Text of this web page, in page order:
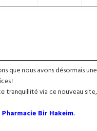
nous avons désormais
!
tranquillité via ce nouveau
Pharmacie Bir Hakeim.